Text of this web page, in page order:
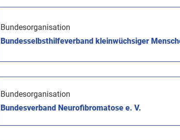
Bundesorganisation
Bundesselbsthilfeverband kleinwüchsiger
Bundesorganisation
Bundesverband Neurofibromatose e. V.